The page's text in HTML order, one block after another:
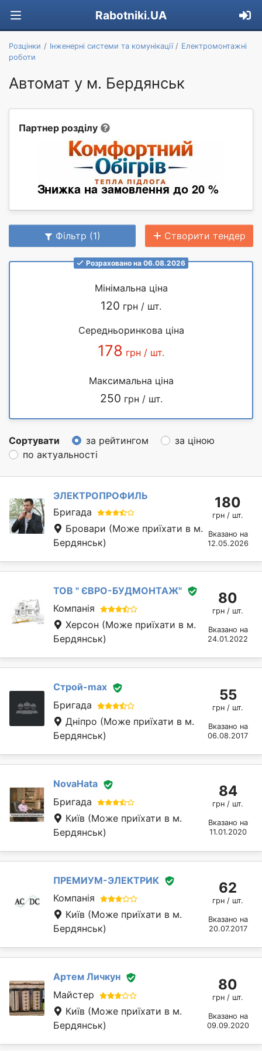
Rabotniki.UA
Розцінки Інженерні системи та комунікації
Електромонтажні
роботи
Автомат у м. Бердянськ
Партнер розділу
Фільтр (1) Створити тендер
Розраховано на 06.08.2026
Мінімальна ціна
120 грн / шт.
Середньоринкова ціна
178 грн / шт.
Максимальна ціна
250 грн / шт.
Сортувати за рейтингом
за ціною
по актуальності
ЭЛЕКТРОПРОФИЛЬ
Бригада
Бровари (Може приїхати в м.
Бердянськ)
180
грн / шт.
Вказано на
12.05.2026
ТОВ " ЄВРО-БУДМОНТАЖ"
Компанія
Херсон (Може приїхати в м.
Бердянськ)
80
грн / шт.
Вказано на
24.01.2022
Строй-max
Бригада
Дніпро (Може приїхати в м.
Бердянськ)
55
грн / шт.
Вказано на
06.08.2017
NovaHata
Бригада
Київ (Може приїхати в м.
Бердянськ)
84
грн / шт.
Вказано на
11.01.2020
ПРЕМИУМ-ЭЛЕКТРИК
Компанія
Київ (Може приїхати в м.
Бердянськ)
62
грн / шт.
Вказано на
20.07.2017
Артем Личкун
Майстер
Київ (Може приїхати в м.
Бердянськ)
80
грн / шт.
Вказано на
09.09.2020